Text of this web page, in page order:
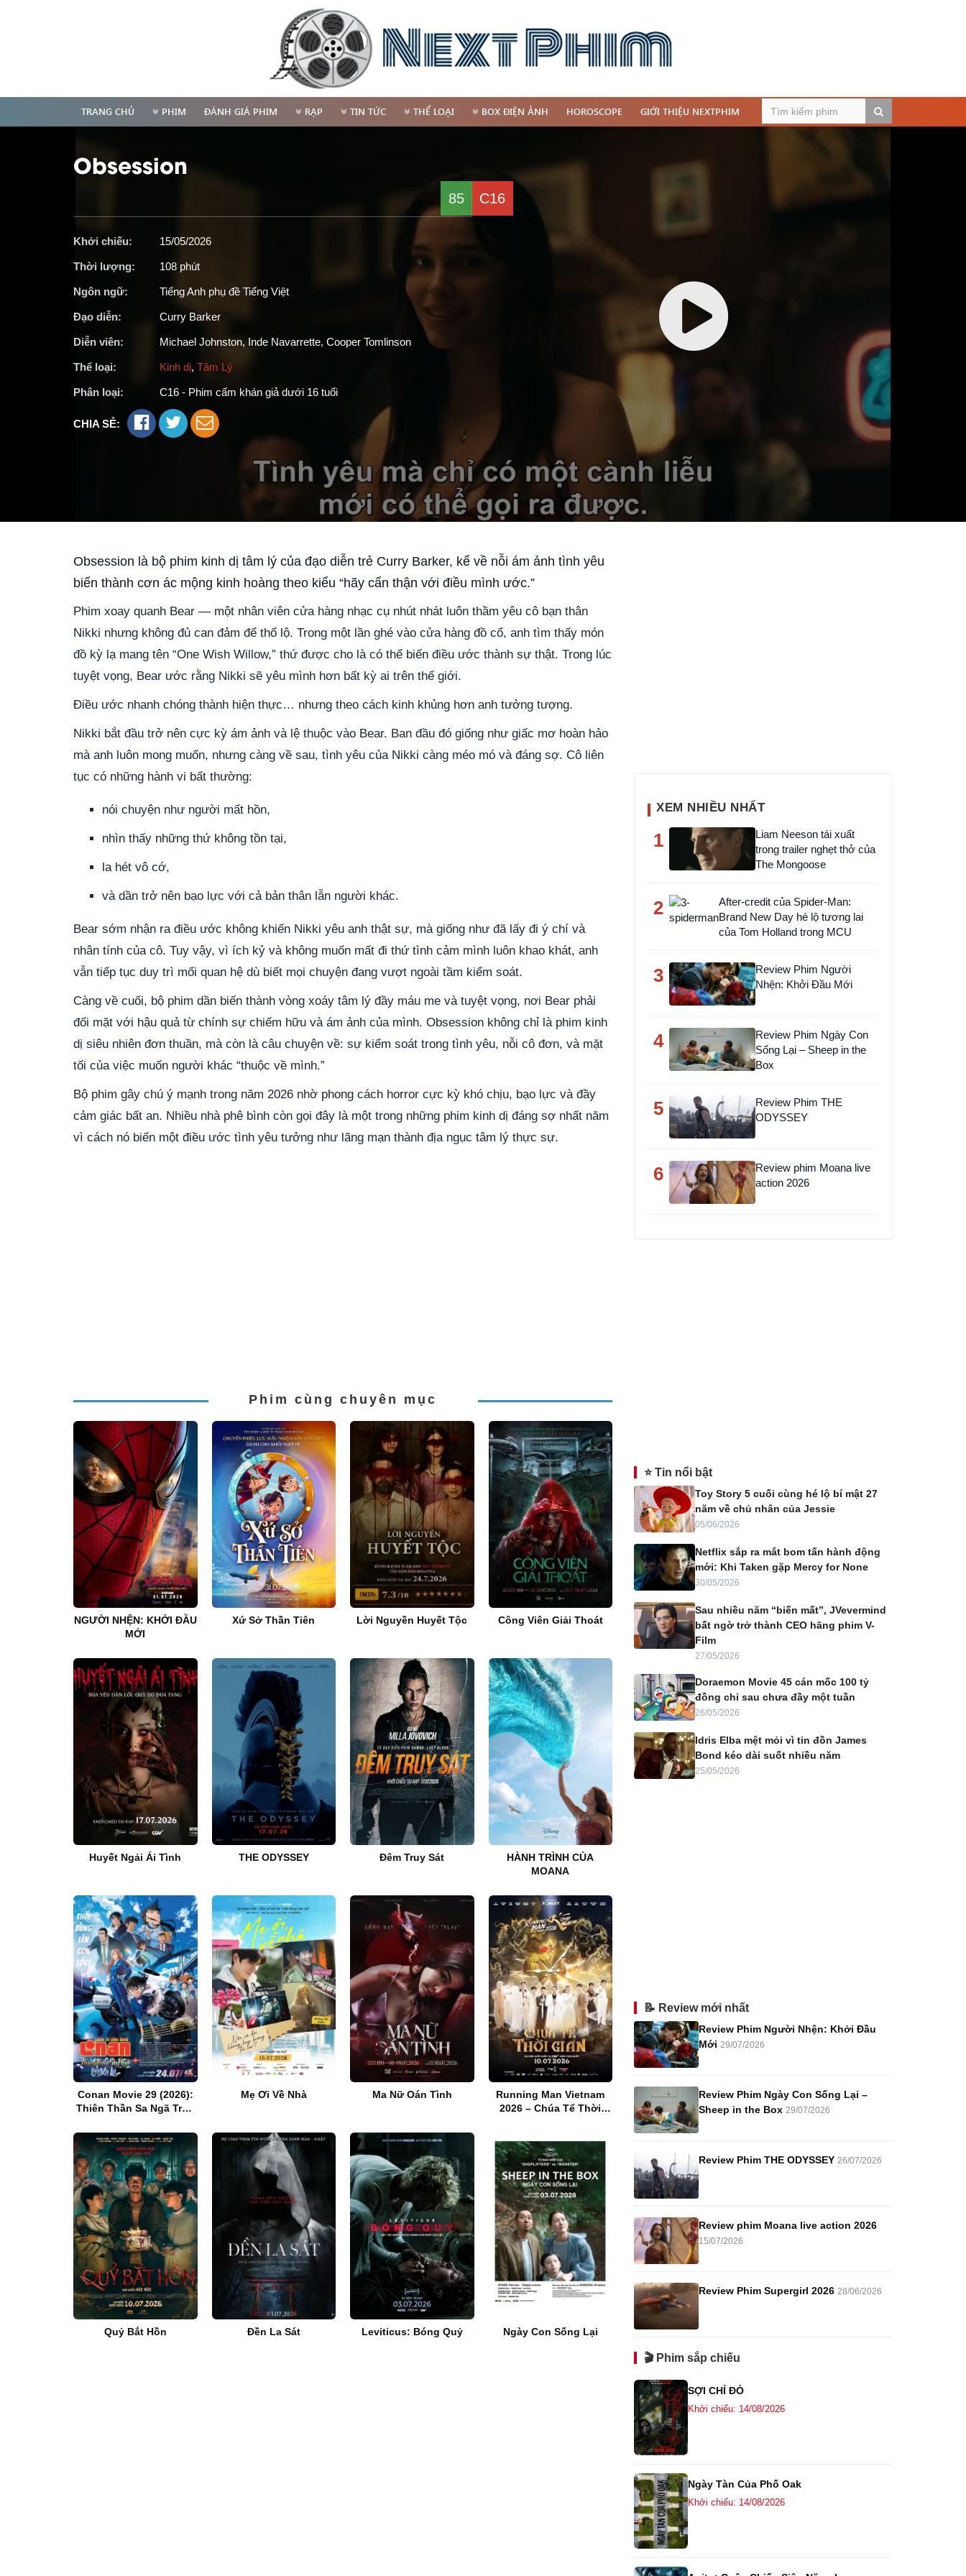
TRANG CHỦ PHIM ĐÁNH GIÁ PHIM RẠP TIN TỨC THỂ LOẠI BOX ĐIỆN ẢNH HOROSCOPE GIỚI THIỆU NEXTPHIM
Obsession
C16
85
Khởi chiếu: 15/05/2026
Thời lượng: 108 phút
Ngôn ngữ: Tiếng Anh phụ đề Tiếng Việt
Đạo diễn: Curry Barker
Diễn viên: Michael Johnston, Inde Navarrette, Cooper Tomlinson
Thể loại: Kinh dị, Tâm Lý
Phân loại: C16 - Phim cấm khán giả dưới 16 tuổi
CHIA SẺ:
Obsession là bộ phim kinh dị tâm lý của đạo diễn trẻ Curry Barker, kể về nỗi ám ảnh tình yêu
biến thành cơn ác mộng kinh hoàng theo kiểu “hãy cẩn thận với điều mình ước.”
Phim xoay quanh Bear — một nhân viên cửa hàng nhạc cụ nhút nhát luôn thầm yêu cô bạn thân
Nikki nhưng không đủ can đảm để thổ lộ. Trong một lần ghé vào cửa hàng đồ cổ, anh tìm thấy món
đồ kỳ lạ mang tên “One Wish Willow,” thứ được cho là có thể biến điều ước thành sự thật. Trong lúc
tuyệt vọng, Bear ước rằng Nikki sẽ yêu mình hơn bất kỳ ai trên thế giới.
Điều ước nhanh chóng thành hiện thực… nhưng theo cách kinh khủng hơn anh tưởng tượng.
Nikki bắt đầu trở nên cực kỳ ám ảnh và lệ thuộc vào Bear. Ban đầu đó giống như giấc mơ hoàn hảo
mà anh luôn mong muốn, nhưng càng về sau, tình yêu của Nikki càng méo mó và đáng sợ. Cô liên
tục có những hành vi bất thường:
nói chuyện như người mất hồn,
nhìn thấy những thứ không tồn tại,
la hét vô cớ,
và dần trở nên bạo lực với cả bản thân lẫn người khác.
Bear sớm nhận ra điều ước không khiến Nikki yêu anh thật sự, mà giống như đã lấy đi ý chí và
nhân tính của cô. Tuy vậy, vì ích kỷ và không muốn mất đi thứ tình cảm mình luôn khao khát, anh
vẫn tiếp tục duy trì mối quan hệ dù biết mọi chuyện đang vượt ngoài tầm kiểm soát.
Càng về cuối, bộ phim dần biến thành vòng xoáy tâm lý đầy máu me và tuyệt vọng, nơi Bear phải
đối mặt với hậu quả từ chính sự chiếm hữu và ám ảnh của mình. Obsession không chỉ là phim kinh
dị siêu nhiên đơn thuần, mà còn là câu chuyện về: sự kiểm soát trong tình yêu, nỗi cô đơn, và mặt
tối của việc muốn người khác “thuộc về mình.”
Bộ phim gây chú ý mạnh trong năm 2026 nhờ phong cách horror cực kỳ khó chịu, bạo lực và đầy
cảm giác bất an. Nhiều nhà phê bình còn gọi đây là một trong những phim kinh dị đáng sợ nhất năm
vì cách nó biến một điều ước tình yêu tưởng như lãng mạn thành địa ngục tâm lý thực sự.
Phim cùng chuyên mục
NGƯỜI NHỆN: KHỞI ĐẦU
MỚI
Xứ Sở Thần Tiên Lời Nguyền Huyết Tộc Công Viên Giải Thoát
Huyết Ngải Ái Tình THE ODYSSEY Đêm Truy Sát
HÀNH TRÌNH CỦA
MOANA
Conan Movie 29 (2026):
Thiên Thần Sa Ngã Trên
Mẹ Ơi Về Nhà Ma Nữ Oán Tình
Running Man Vietnam
2026 – Chúa Tể Thời
Quỷ Bắt Hồn Đền La Sát Leviticus: Bóng Quỷ Ngày Con Sống Lại
XEM NHIỀU NHẤT
1
Liam Neeson tái xuất
trong trailer nghẹt thở của
The Mongoose
2
After-credit của Spider-Man:
Brand New Day hé lộ tương lai
của Tom Holland trong MCU
3
Review Phim Người
Nhện: Khởi Đầu Mới
4
Review Phim Ngày Con
Sống Lại – Sheep in the
Box
5
Review Phim THE
ODYSSEY
6
Review phim Moana live
action 2026
⭐ Tin nổi bật
Toy Story 5 cuối cùng hé lộ bí mật 27
năm về chủ nhân của Jessie
05/06/2026
Netflix sắp ra mắt bom tấn hành động
mới: Khi Taken gặp Mercy for None
30/05/2026
Sau nhiều năm “biến mất”, JVevermind
bất ngờ trở thành CEO hãng phim V-
Film
27/05/2026
Doraemon Movie 45 cán mốc 100 tỷ
đồng chỉ sau chưa đầy một tuần
26/05/2026
Idris Elba mệt mỏi vì tin đồn James
Bond kéo dài suốt nhiều năm
25/05/2026
📝 Review mới nhất
Review Phim Người Nhện: Khởi Đầu
Mới 29/07/2026
Review Phim Ngày Con Sống Lại –
Sheep in the Box 29/07/2026
Review Phim THE ODYSSEY 26/07/2026
Review phim Moana live action 2026
15/07/2026
Review Phim Supergirl 2026 28/06/2026
🎬 Phim sắp chiếu
SỢI CHỈ ĐỎ
Khởi chiếu: 14/08/2026
Ngày Tàn Của Phố Oak
Khởi chiếu: 14/08/2026